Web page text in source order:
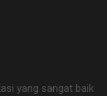
yang sangat baik